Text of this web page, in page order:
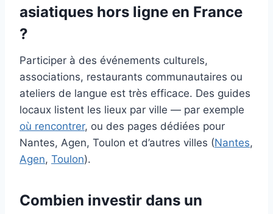
asiatiques hors ligne en France
?
Participer à des événements culturels,
associations, restaurants communautaires ou
ateliers de langue est très efficace. Des guides
locaux listent les lieux par ville — par exemple
où rencontrer, ou des pages dédiées pour
Nantes, Agen, Toulon et d’autres villes (Nantes,
Agen, Toulon).
Combien investir dans un